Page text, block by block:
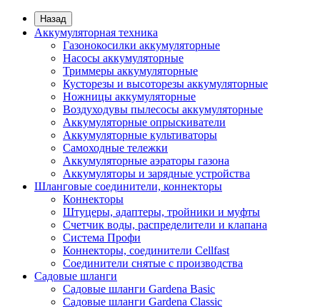
Назад
Аккумуляторная техника
Газонокосилки аккумуляторные
Насосы аккумуляторные
Триммеры аккумуляторные
Кусторезы и высоторезы аккумуляторные
Ножницы аккумуляторные
Воздуходувы пылесосы аккумуляторные
Аккумуляторные опрыскиватели
Аккумуляторные культиваторы
Самоходные тележки
Аккумуляторные аэраторы газона
Аккумуляторы и зарядные устройства
Шланговые соединители, коннекторы
Коннекторы
Штуцеры, адаптеры, тройники и муфты
Счетчик воды, распределители и клапана
Система Профи
Коннекторы, соединители Cellfast
Соединители снятые с производства
Садовые шланги
Садовые шланги Gardena Basic
Садовые шланги Gardena Classic